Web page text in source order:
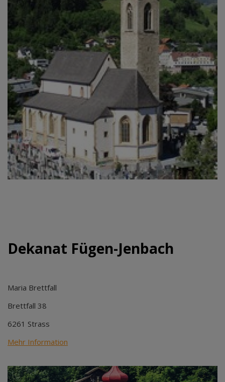
Dekanat Fügen-Jenbach
Maria Brettfall
Brettfall 38
6261 Strass
Mehr Information